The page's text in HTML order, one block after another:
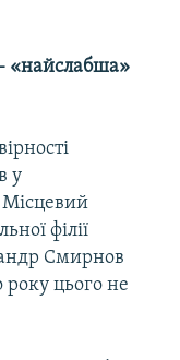
– «найслабша»
у
Місцевий
філії
Смирнов
цього не